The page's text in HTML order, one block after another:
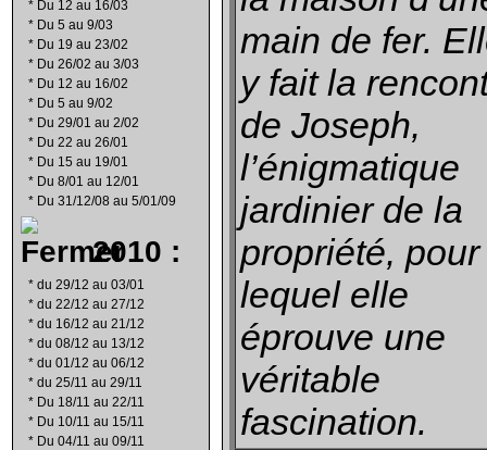
* Du 12 au 16/03
* Du 5 au 9/03
* Du 19 au 23/02
* Du 26/02 au 3/03
* Du 12 au 16/02
* Du 5 au 9/02
* Du 29/01 au 2/02
* Du 22 au 26/01
* Du 15 au 19/01
* Du 8/01 au 12/01
* Du 31/12/08 au 5/01/09
2010 :
* du 29/12 au 03/01
* du 22/12 au 27/12
* du 16/12 au 21/12
* du 08/12 au 13/12
* du 01/12 au 06/12
* du 25/11 au 29/11
* Du 18/11 au 22/11
* Du 10/11 au 15/11
* Du 04/11 au 09/11
main de fer.
y fait la
de Joseph,
l’énigmatique
jardinier de la
propriété, pour
lequel elle
éprouve une
véritable
fascination.